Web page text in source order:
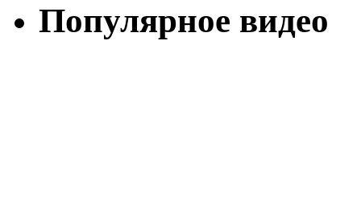
Популярное видео